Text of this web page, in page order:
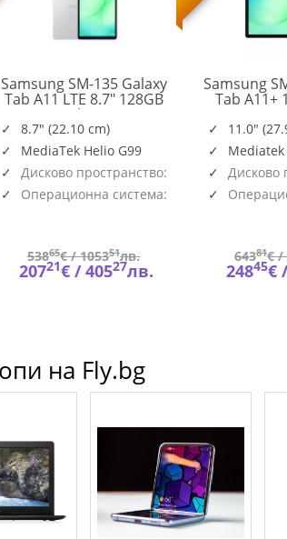
Samsung SM-135 Galaxy
Tab A11 LTE 8.7" 128GB
Silver
X135FZSEEUE
8.7" (22.10 cm)
MediaTek Helio G99
Дисково пространство:
128GBОперационна система:
53865€ /105351лв.
20721€ /40527лв.
Samsung
Tab A11+
11.0"
Дисково
128GB
64381€ /
24845€
на Fly.bg